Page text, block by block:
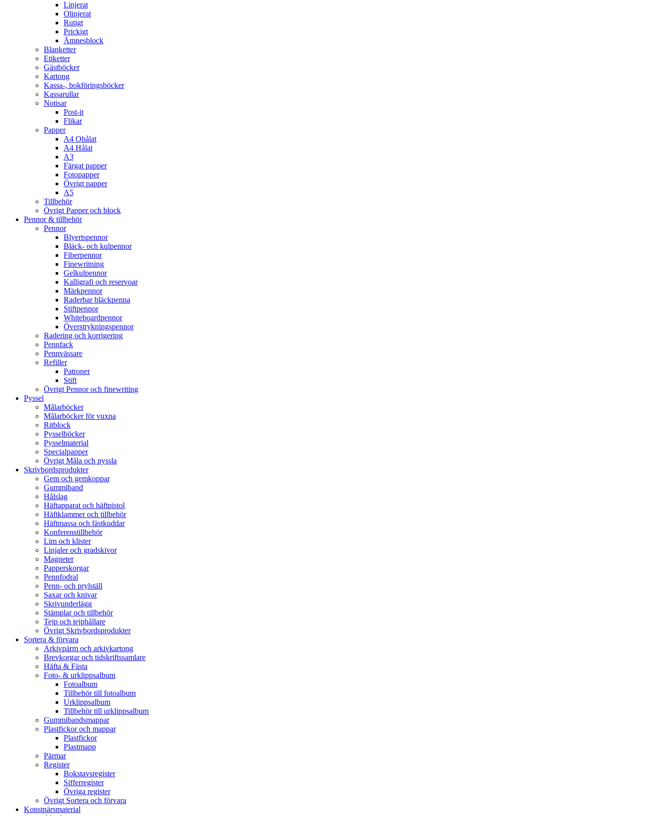
Linjerat
Olinjerat
Rutigt
Prickigt
Ämnesblock
Blanketter
Etiketter
Gästböcker
Kartong
Kassa-, bokföringsböcker
Kassarullar
Notisar
Post-it
Flikar
Papper
A4 Ohålat
A4 Hålat
A3
Färgat papper
Fotopapper
Övrigt papper
A5
Tillbehör
Övrigt Papper och block
Pennor & tillbehör
Pennor
Blyertspennor
Bläck- och kulpennor
Fiberpennor
Finewritning
Gelkulpennor
Kalligrafi och reservoar
Märkpennor
Raderbar bläckpenna
Stiftpennor
Whiteboardpennor
Överstrykningspennor
Radering och korrigering
Pennfack
Pennvässare
Refiller
Patroner
Stift
Övrigt Pennor och finewriting
Pyssel
Målarböcker
Målarböcker för vuxna
Ritblock
Pysselböcker
Pysselmaterial
Specialpapper
Övrigt Måla och pyssla
Skrivbordsprodukter
Gem och gemkoppar
Gummiband
Hålslag
Häftapparat och häftpistol
Häftklammer och tillbehör
Häftmassa och fästkuddar
Konferenstillbehör
Lim och klister
Linjaler och gradskivor
Magneter
Papperskorgar
Pennfodral
Penn- och prylställ
Saxar och knivar
Skrivunderlägg
Stämplar och tillbehör
Tejp och tejphållare
Övrigt Skrivbordsprodukter
Sortera & förvara
Arkivpärm och arkivkartong
Brevkorgar och tidskriftssamlare
Häfta & Fästa
Foto- & urklippsalbum
Fotoalbum
Tillbehör till fotoalbum
Urklippsalbum
Tillbehör till urklippsalbum
Gummibandsmappar
Plastfickor och mappar
Plastfickor
Plastmapp
Pärmar
Register
Bokstavsregister
Sifferregister
Övriga register
Övrigt Sortera och förvara
Konstnärsmaterial